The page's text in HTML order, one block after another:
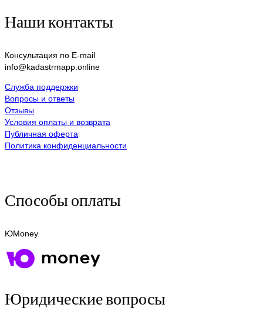
Наши контакты
Консультация по E-mail
info@kadastrmapp.online
Служба поддержки
Вопросы и ответы
Отзывы
Условия оплаты и возврата
Публичная оферта
Политика конфиденциальности
Способы оплаты
ЮMoney
Юридические вопросы